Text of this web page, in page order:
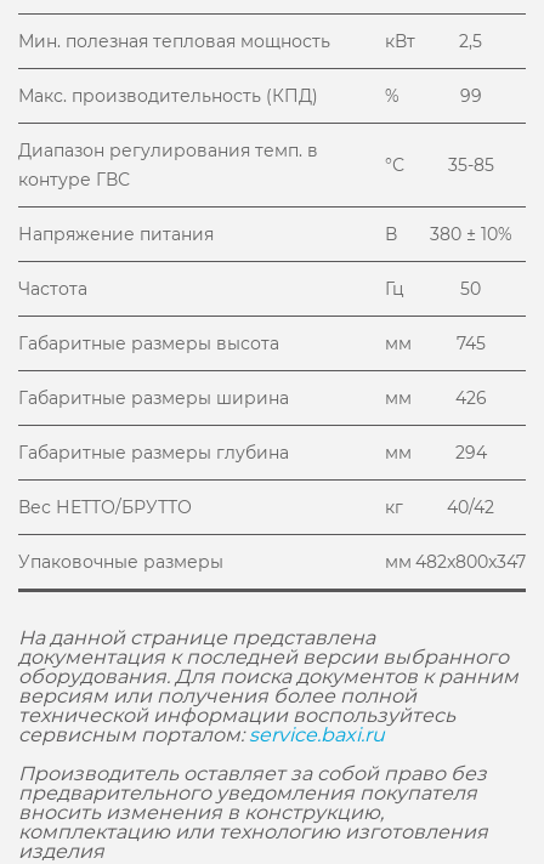
Мин. полезная тепловая мощность кВт 2,5
Макс. производительность (КПД) % 99
Диапазон регулирования темп. в
контуре ГВС
°С 35-85
Напряжение питания В 380 ± 10%
Частота Гц 50
Габаритные размеры высота мм 745
Габаритные размеры ширина мм 426
Габаритные размеры глубина мм 294
Вес НЕТТО/БРУТТО кг 40/42
Упаковочные размеры мм 482x800x347
На данной странице представлена
документация к последней версии выбранного
оборудования. Для поиска документов к ранним
версиям или получения более полной
технической информации воспользуйтесь
сервисным порталом:service.baxi.ru
Производитель оставляет за собой право без
предварительного уведомления покупателя
вносить изменения в конструкцию,
комплектацию или технологию изготовления
изделия